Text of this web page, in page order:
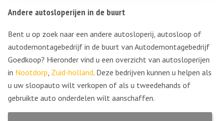
Andere autosloperijen in de buurt
Bent u op zoek naar een andere autosloperij, autosloop of
autodemontagebedrijf in de buurt van Autodemontagebedrijf
Goedkoop? Hieronder vind u een overzicht van autosloperijen
in Nootdorp, Zuid-holland. Deze bedrijven kunnen u helpen als
u uw sloopauto wilt verkopen of als u tweedehands of
gebruikte auto onderdelen wilt aanschaffen.